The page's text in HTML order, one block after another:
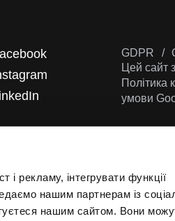
рекламу, інтегрувати функції
нашим партнерам із
нашим сайтом. Вони
GDPR
Цей сайт
Політика
умови
© 2026